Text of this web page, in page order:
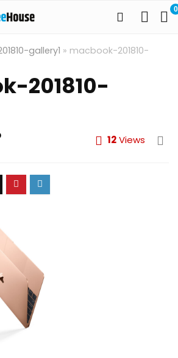
0
gallery1 » macbook-201810-
201810-
12Views